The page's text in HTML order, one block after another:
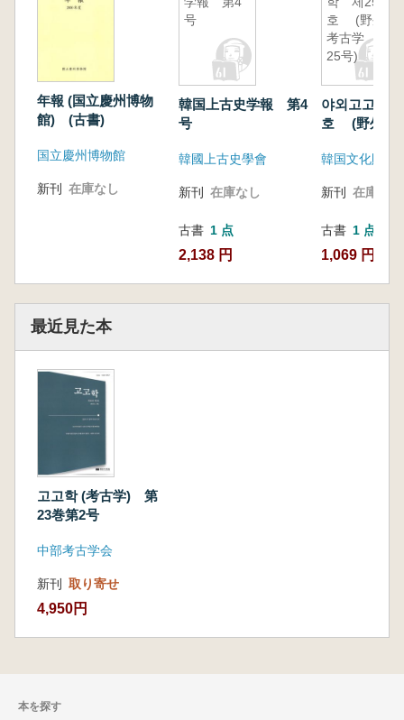
年報 (国立慶州博物
館) (古書)
国立慶州博物館
新刊 在庫なし
号
韓国上古史学報 第4
号
韓國上古史學會
新刊 在庫なし
古書 1 点
2,138 円
호 (野外
考古学 第
25号)
야외고고학
호 (野外
新刊 在庫なし
古書 1 点
1,069 円
最近見た本
고고학 (考古学) 第
23巻第2号
中部考古学会
新刊 取り寄せ
4,950円
本を探す